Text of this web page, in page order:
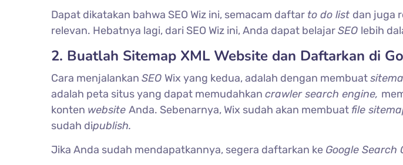
Dapat dikatakan bahwa SEO Wiz ini, semacam daftar to do list dan juga
relevan. Hebatnya lagi, dari SEO Wiz ini, Anda dapat belajarSEO lebih
2. Buatlah Sitemap XML Website dan Daftarkan di
Cara menjalankan SEO Wix yang kedua, adalah dengan membuat
adalah peta situs yang dapat memudahkan crawler search engine,
konten website Anda. Sebenarnya, Wix sudah akan membuat file
sudah dipublish.
Jika Anda sudah mendapatkannya, segera daftarkan ke Google Search